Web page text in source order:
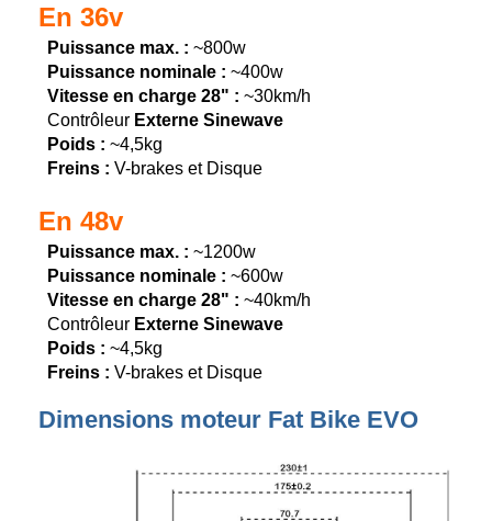
En 36v
Puissance max. : ~800w
Puissance nominale : ~400w
Vitesse en charge 28" : ~30km/h
Contrôleur Externe Sinewave
Poids : ~4,5kg
Freins : V-brakes et Disque
En 48v
Puissance max. : ~1200w
Puissance nominale : ~600w
Vitesse en charge 28" : ~40km/h
Contrôleur Externe Sinewave
Poids : ~4,5kg
Freins : V-brakes et Disque
Dimensions moteur Fat Bike EVO